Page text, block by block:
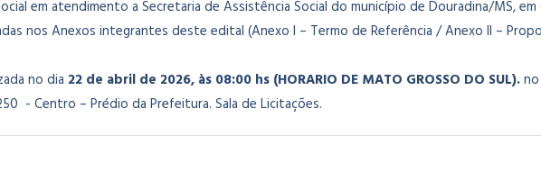
em atendimento a Secretaria de Assistência Social do município de Douradina/MS,
nos Anexos integrantes deste edital (Anexo I – Termo de Referência / Anexo II –
no dia 22 de abril de 2026, às 08:00 hs (HORARIO DE MATO GROSSO DO SUL).no
- Centro – Prédio da Prefeitura. Sala de Licitações.